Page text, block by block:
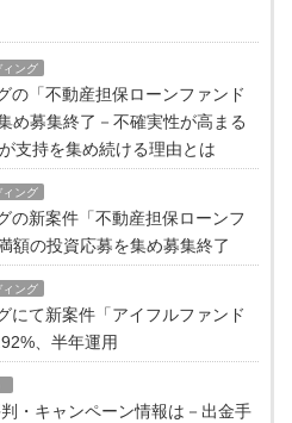
ング
の「不動産担保ローンファンド
め募集終了－不確実性が高まる
支持を集め続ける理由とは
ング
の新案件「不動産担保ローンフ
額の投資応募を集め募集終了
ング
にて新案件「アイフルファンド
、半年運用
・キャンペーン情報は－出金手